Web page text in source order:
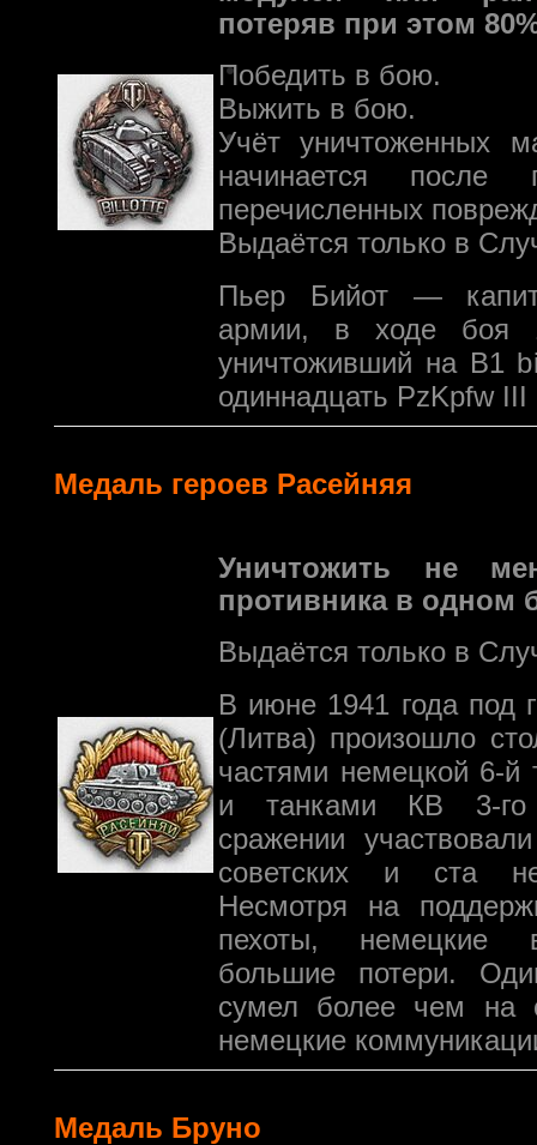
потеряв при этом
Победить в бою.
Выжить в бою.
Учёт уничтоженных
начинается после
перечисленных
Выдаётся только в
Пьер Бийот —
армии, в ходе боя
уничтоживший на B1
одиннадцать PzKpfw
Медаль героев Расейняя
Уничтожить не
противника в одном
Выдаётся только в
В июне 1941 года под
(Литва) произошло
частями немецкой 6-й
и танками КВ 3-го
сражении
советских и ста
Несмотря на
пехоты, немецкие
большие потери.
сумел более чем на
немецкие
Медаль Бруно